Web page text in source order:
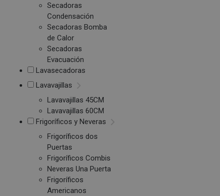
Secadoras
Condensación
Secadoras Bomba
de Calor
Secadoras
Evacuación
Lavasecadoras
Lavavajillas
Lavavajillas 45CM
Lavavajillas 60CM
Frigoríficos y Neveras
Frigoríficos dos
Puertas
Frigoríficos Combis
Neveras Una Puerta
Frigoríficos
Americanos